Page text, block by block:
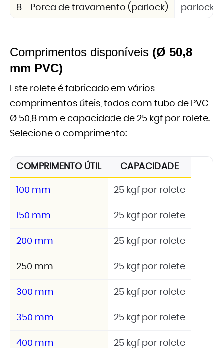
8 - Porca de travamento (parlock) parlock
Comprimentos disponíveis (Ø 50,8
mm PVC)
Este rolete é fabricado em vários
comprimentos úteis, todos com tubo de PVC
Ø 50,8 mm e capacidade de 25 kgf por rolete.
Selecione o comprimento:
COMPRIMENTO ÚTIL CAPACIDADE
100 mm 25 kgf por rolete
150 mm 25 kgf por rolete
200 mm 25 kgf por rolete
250 mm 25 kgf por rolete
300 mm 25 kgf por rolete
350 mm 25 kgf por rolete
400 mm 25 kgf por rolete